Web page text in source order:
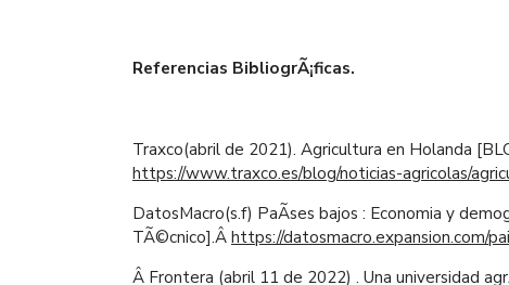
Referencias BibliogrÃ¡ficas.
Traxco(abril de 2021). Agricultura en Holanda
https://www.traxco.es/blog/noticias-agricolas/
DatosMacro(s.f) PaÃ­ses bajos : Economia y
TÃ©cnico].Â https://datosmacro.expansion.com/
Â Frontera (abril 11 de 2022) . Una universidad